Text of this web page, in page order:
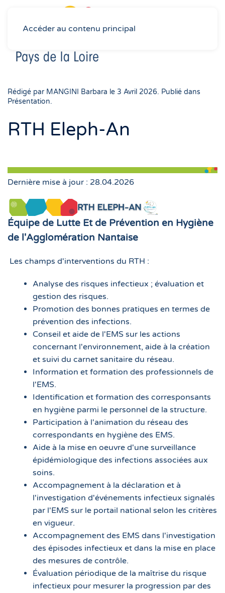
Accéder au contenu principal
Rédigé par MANGINI Barbara le 3 Avril 2026. Publié dans
Présentation.
RTH Eleph-An
Dernière mise à jour : 28.04.2026
Équipe de Lutte Et de Prévention en Hygiène
de l'Agglomération Nantaise
Les champs d'interventions du RTH :
Analyse des risques infectieux ; évaluation et
gestion des risques.
Promotion des bonnes pratiques en termes de
prévention des infections.
Conseil et aide de l'EMS sur les actions
concernant l'environnement, aide à la création
et suivi du carnet sanitaire du réseau.
Information et formation des professionnels de
l'EMS.
Identification et formation des corresponsants
en hygiène parmi le personnel de la structure.
Participation à l'animation du réseau des
correspondants en hygiène des EMS.
Aide à la mise en oeuvre d'une surveillance
épidémiologique des infections associées aux
soins.
Accompagnement à la déclaration et à
l'investigation d'événements infectieux signalés
par l'EMS sur le portail national selon les critères
en vigueur.
Accompagnement des EMS dans l'investigation
des épisodes infectieux et dans la mise en place
des mesures de contrôle.
Évaluation périodique de la maîtrise du risque
infectieux pour mesurer la progression par des